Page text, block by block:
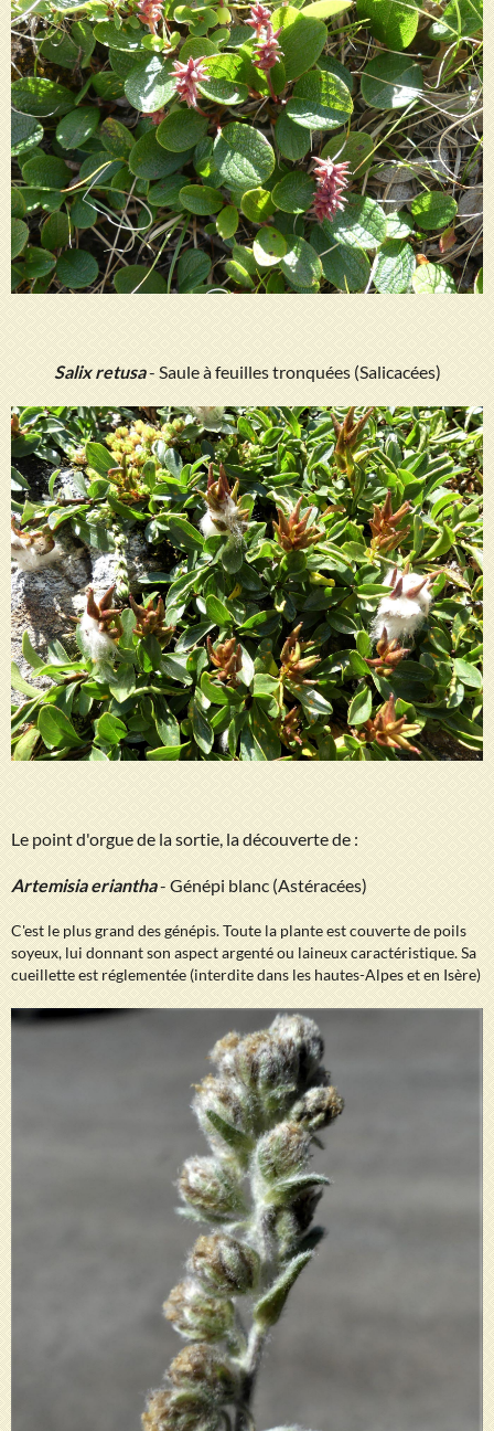
Salix retusa- Saule à feuilles tronquées (Salicacées)
Le point d'orgue de la sortie, la découverte de :
Artemisia eriantha- Génépi blanc (Astéracées)
C'est le plus grand des génépis. Toute la plante est couverte de poils
soyeux, lui donnant son aspect argenté ou laineux caractéristique. Sa
cueillette est réglementée (interdite dans les hautes-Alpes et en Isère)